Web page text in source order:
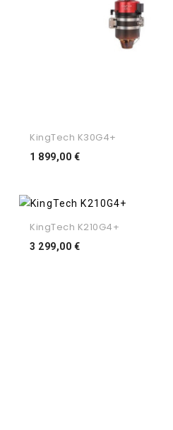
KingTech K30G4+
1 899,00 €Preço
KingTech K210G4+
3 299,00 €Preço